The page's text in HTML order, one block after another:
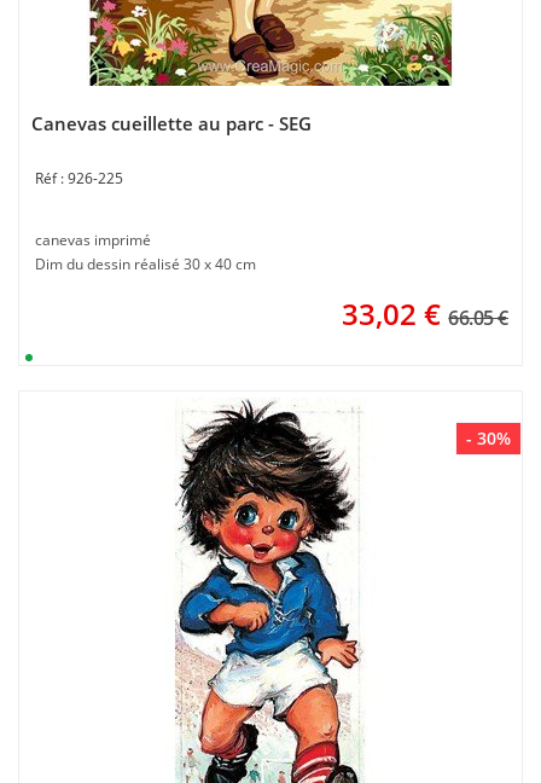
Canevas cueillette au parc - SEG
926-225
canevas imprimé
Dim du dessin réalisé 30 x 40 cm
33,02 € 66.05 €
- 30%